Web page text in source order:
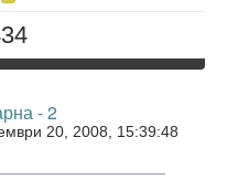
- 2
20, 2008, 15:39:48